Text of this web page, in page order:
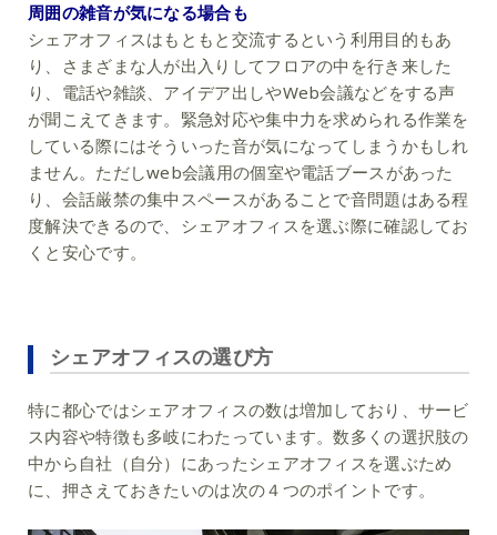
周囲の雑音が気になる場合も
シェアオフィスはもともと交流するという利用目的もあ
り、さまざまな人が出入りしてフロアの中を行き来した
り、電話や雑談、アイデア出しやWeb会議などをする声
が聞こえてきます。緊急対応や集中力を求められる作業を
している際にはそういった音が気になってしまうかもしれ
ません。ただしweb会議用の個室や電話ブースがあった
り、会話厳禁の集中スペースがあることで音問題はある程
度解決できるので、シェアオフィスを選ぶ際に確認してお
くと安心です。
シェアオフィスの選び方
特に都心ではシェアオフィスの数は増加しており、サービ
ス内容や特徴も多岐にわたっています。数多くの選択肢の
中から自社（自分）にあったシェアオフィスを選ぶため
に、押さえておきたいのは次の４つのポイントです。